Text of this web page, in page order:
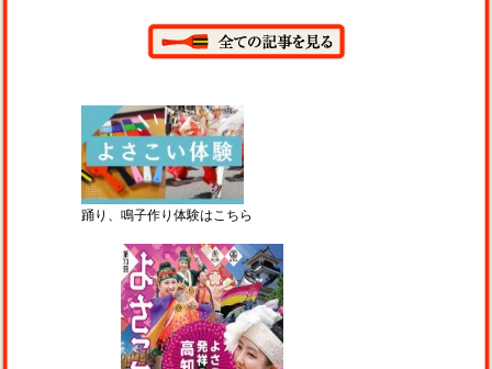
踊り、鳴子作り体験はこちら